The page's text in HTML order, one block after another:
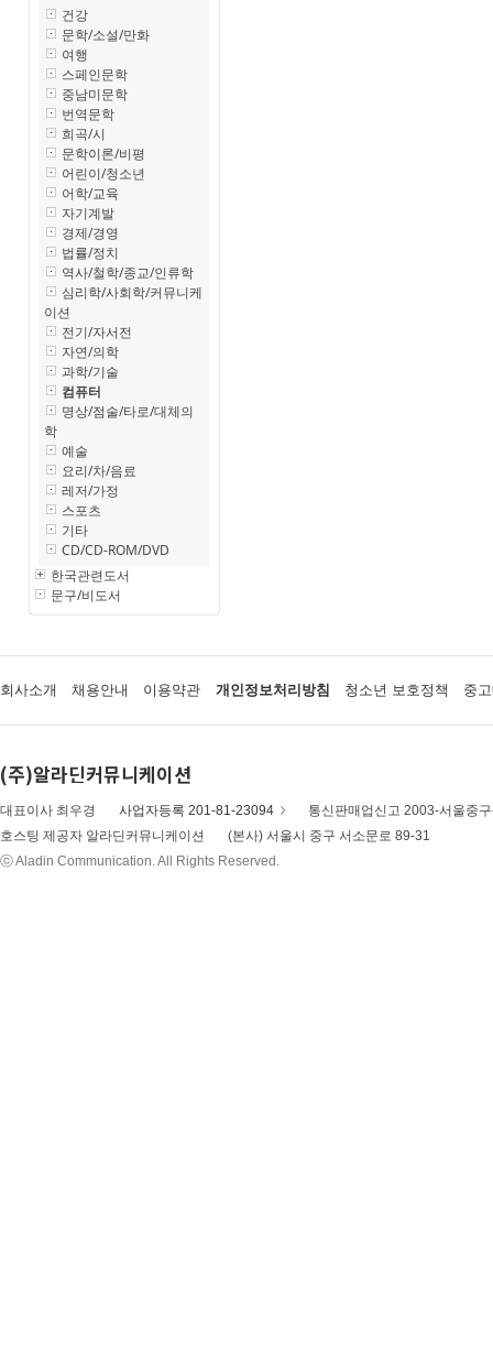
건강
문학/소설/만화
여행
스페인문학
중남미문학
번역문학
희곡/시
문학이론/비평
어린이/청소년
어학/교육
자기계발
경제/경영
법률/정치
역사/철학/종교/인류학
심리학/사회학/커뮤니케
이션
전기/자서전
자연/의학
과학/기술
컴퓨터
명상/점술/타로/대체의
학
예술
요리/차/음료
레저/가정
스포츠
기타
CD/CD-ROM/DVD
한국관련도서
문구/비도서
회사소개 채용안내 이용약관 개인정보처리방침 청소년 보호정책 중
(주)알라딘커뮤니케이션
대표이사 최우경 사업자등록 201-81-23094
통신판매업신고 2003-서울중
호스팅 제공자 알라딘커뮤니케이션
(본사) 서울시 중구 서소문로 89-31
ⓒ Aladin Communication. All Rights Reserved.